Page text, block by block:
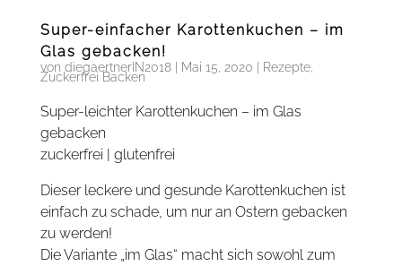
Super-einfacher Karottenkuchen – im
Glas gebacken!
von diegaertnerIN2018| Mai 15, 2020 Rezepte,
Zuckerfrei Backen
Super-leichter Karottenkuchen – im Glas
gebacken
zuckerfrei | glutenfrei
Dieser leckere und gesunde Karottenkuchen ist
einfach zu schade, um nur an Ostern gebacken
zu werden!
Die Variante „im Glas“ macht sich sowohl zum